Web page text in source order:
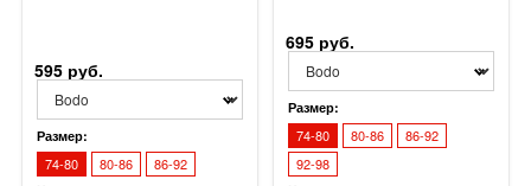
595 руб.
Размер:
74-80 80-86 86-92
695 руб.
Размер:
74-80 80-86
86-92
92-98